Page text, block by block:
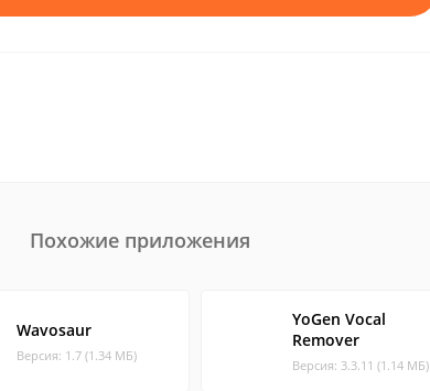
Похожие приложения
Wavosaur
Версия: 1.7 (1.34 МБ)
YoGen Vocal
Remover
Версия: 3.3.11 (1.14 МБ)